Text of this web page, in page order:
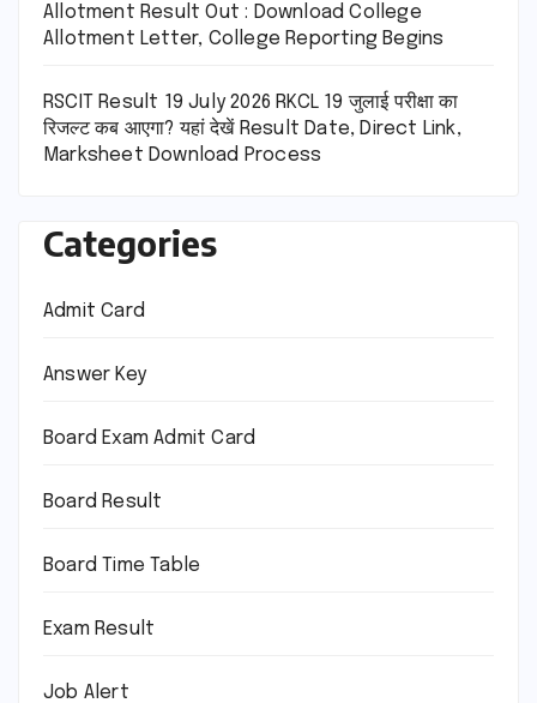
Allotment Result Out : Download College
Allotment Letter, College Reporting Begins
RSCIT Result 19 July 2026 RKCL 19 जुलाई परीक्षा का
रिजल्ट कब आएगा? यहां देखें Result Date, Direct Link,
Marksheet Download Process
Categories
Admit Card
Answer Key
Board Exam Admit Card
Board Result
Board Time Table
Exam Result
Job Alert